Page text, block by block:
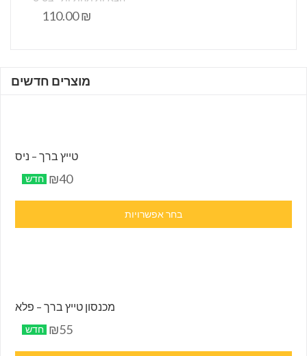
110.00₪
מוצרים חדשים
טייץ ברך – ניס
₪40 חדש
בחר אפשרויות
מכנסון טייץ ברך – פלא
₪55 חדש